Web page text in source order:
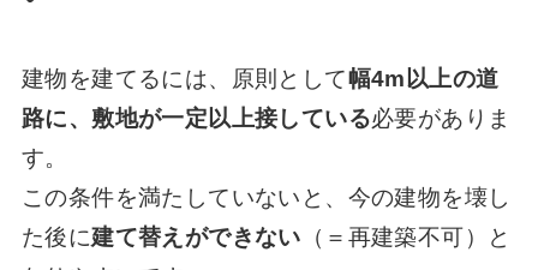
建物を建てるには、原則として幅4m以上の道
路に、敷地が一定以上接している必要がありま
す。
この条件を満たしていないと、今の建物を壊し
た後に建て替えができない （＝再建築不可）と